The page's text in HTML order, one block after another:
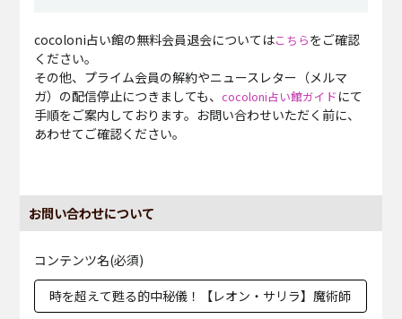
cocoloni占い館の無料会員退会についてはこちらをご確認
ください。
その他、プライム会員の解約やニュースレター（メルマ
ガ）の配信停止につきましても、cocoloni占い館ガイド にて
手順をご案内しております。お問い合わせいただく前に、
あわせてご確認ください。
お問い合わせについて
コンテンツ名(必須)